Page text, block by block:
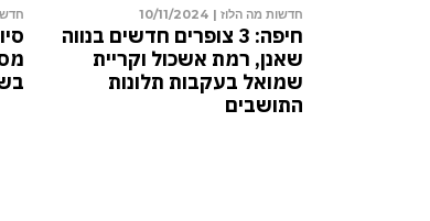
בלתי חוקי נחשף
המשפט הורה על
חדשות מה הלוז | 10/11/2024
חיפה: 3 צופרים חדשים בנווה
שאנן, רמת אשכול וקריית
שמואל בעקבות תלונות
התושבים